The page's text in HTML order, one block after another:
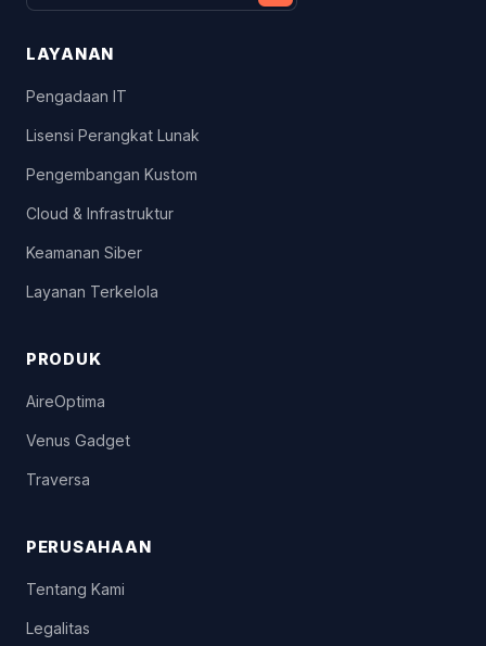
LAYANAN
Pengadaan IT
Lisensi Perangkat Lunak
Pengembangan Kustom
Cloud & Infrastruktur
Keamanan Siber
Layanan Terkelola
PRODUK
AireOptima
Venus Gadget
Traversa
PERUSAHAAN
Tentang Kami
Legalitas